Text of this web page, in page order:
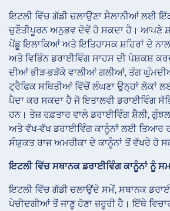
ਇਟਲੀ ਵਿੱਚ ਗੱਡੀ ਚਲਾਉਣਾ ਸੈਲਾਨੀਆਂ ਲਈ
ਚੁਣੌਤੀਪੂਰਨ ਅਨੁਭਵ ਦੋਵੇਂ ਹੋ ਸਕਦਾ ਹੈ। ਆਪਣੇ
ਪੇਂਡੂ ਇਲਾਕਿਆਂ ਅਤੇ ਇਤਿਹਾਸਕ ਸ਼ਹਿਰਾਂ ਦੇ
ਅਤੇ ਵਿਭਿੰਨ ਡਰਾਈਵਿੰਗ ਸਾਹਸ ਦੀ ਪੇਸ਼ਕਸ਼
ਦੀਆਂ ਭੀੜ-ਭੜੱਕੇ ਵਾਲੀਆਂ ਗਲੀਆਂ, ਤੰਗ
ਟ੍ਰੈਫਿਕ ਸਥਿਤੀਆਂ ਵਿੱਚੋਂ ਲੰਘਣਾ ਉਨ੍ਹਾਂ ਲੋਕਾਂ
ਪੈਦਾ ਕਰ ਸਕਦਾ ਹੈ ਜੋ ਇਤਾਲਵੀ ਡਰਾਈਵਿੰਗ
ਹਨ। ਤੇਜ਼ ਰਫ਼ਤਾਰ ਵਾਲੇ ਡਰਾਈਵਿੰਗ ਸ਼ੈਲੀ,
ਅਤੇ ਵੱਖ-ਵੱਖ ਡਰਾਈਵਿੰਗ ਕਾਨੂੰਨਾਂ ਲਈ ਤਿਆਰ
ਸੰਯੁਕਤ ਰਾਜ ਅਮਰੀਕਾ ਦੇ ਕਾਨੂੰਨਾਂ ਤੋਂ ਵੱਖਰੇ ਹੋ
ਇਟਲੀ ਵਿੱਚ ਸਥਾਨਕ ਡਰਾਈਵਿੰਗ ਕਾਨੂੰਨਾਂ ਨੂੰ
ਇਟਲੀ ਵਿੱਚ ਗੱਡੀ ਚਲਾਉਂਦੇ ਸਮੇਂ, ਸਥਾਨਕ
ਪੇਚੀਦਗੀਆਂ ਤੋਂ ਜਾਣੂ ਹੋਣਾ ਜ਼ਰੂਰੀ ਹੈ। ਇੱਥੇ